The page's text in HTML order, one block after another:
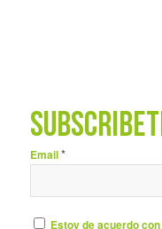
Email*
Estoy de acuerdo